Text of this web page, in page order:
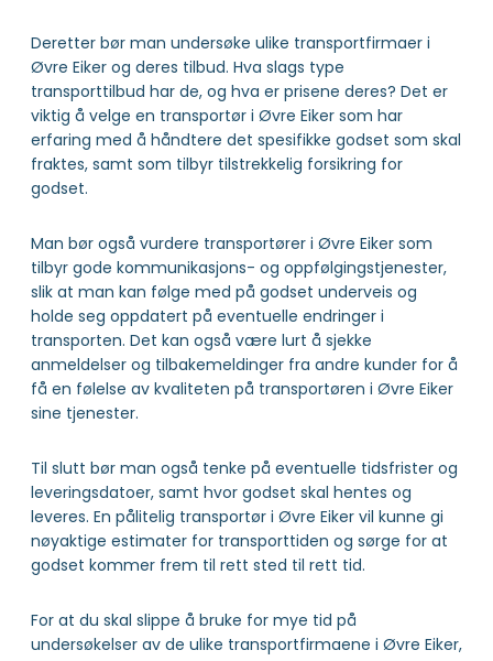
Deretter bør man undersøke ulike transportfirmaer i
Øvre Eiker og deres tilbud. Hva slags type
transporttilbud har de, og hva er prisene deres? Det er
viktig å velge en transportør i Øvre Eiker som har
erfaring med å håndtere det spesifikke godset som skal
fraktes, samt som tilbyr tilstrekkelig forsikring for
godset.
Man bør også vurdere transportører i Øvre Eiker som
tilbyr gode kommunikasjons- og oppfølgingstjenester,
slik at man kan følge med på godset underveis og
holde seg oppdatert på eventuelle endringer i
transporten. Det kan også være lurt å sjekke
anmeldelser og tilbakemeldinger fra andre kunder for å
få en følelse av kvaliteten på transportøren i Øvre Eiker
sine tjenester.
Til slutt bør man også tenke på eventuelle tidsfrister og
leveringsdatoer, samt hvor godset skal hentes og
leveres. En pålitelig transportør i Øvre Eiker vil kunne gi
nøyaktige estimater for transporttiden og sørge for at
godset kommer frem til rett sted til rett tid.
For at du skal slippe å bruke for mye tid på
undersøkelser av de ulike transportfirmaene i Øvre Eiker,